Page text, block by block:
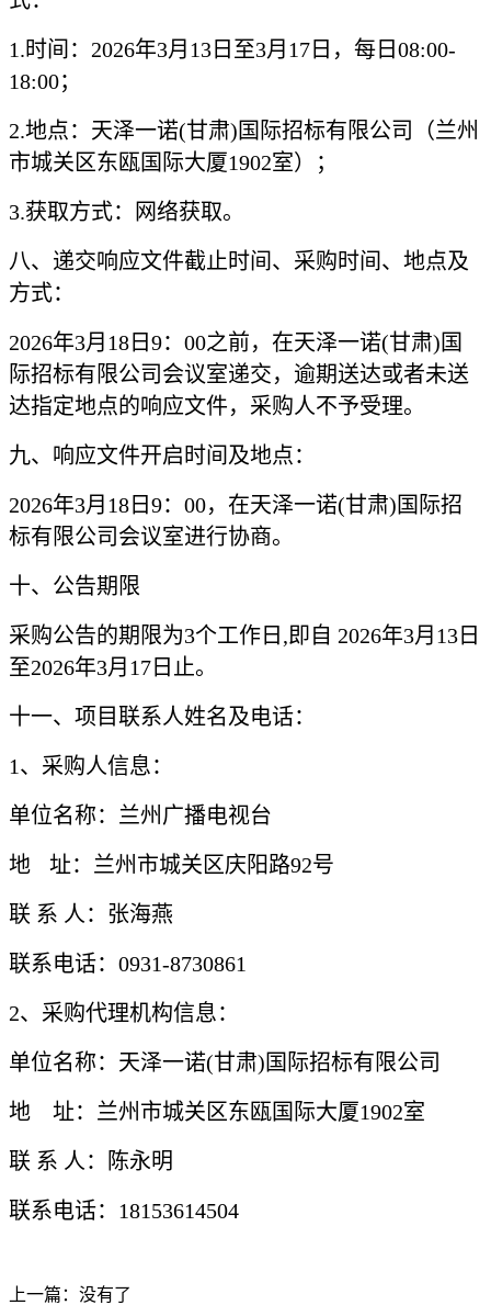
1.时间：2026年3月13日至3月17日，每日08:00-
18:00；
2.地点：天泽一诺(甘肃)国际招标有限公司（兰州
市城关区东瓯国际大厦1902室）；
3.获取方式：网络获取。
八、递交响应文件截止时间、采购时间、地点及
方式：
2026年3月 18 日 9：00之前，在天泽一诺(甘肃)国
际招标有限公司会议室递交，逾期送达或者未送
达指定地点的响应文件，采购人不予受理。
九、响应文件开启时间及地点：
2026年3月 18 日 9：00，在天泽一诺(甘肃)国际招
标有限公司会议室进行协商。
十、公告期限
采购公告的期限为3个工作日 ,即自 2026年3月 13 日
至2026年3月 17 日止。
十一、项目联系人姓名及电话：
1、采购人信息：
单位名称：兰州广播电视台
地 址：兰州市城关区庆阳路92号
联 系 人： 张海燕
联系电话： 0931-8730861
2、 采购代理机构信息：
单位名称：天泽一诺(甘肃)国际招标有限公司
地 址：兰州市城关区东瓯国际大厦1902室
联 系 人：陈永明
联系电话： 18153614504
上一篇：没有了